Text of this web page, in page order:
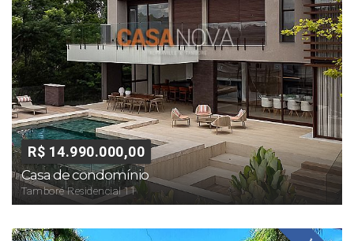
R$ 14.990.000,00
Casa de condomínio
Tamboré Residencial 11